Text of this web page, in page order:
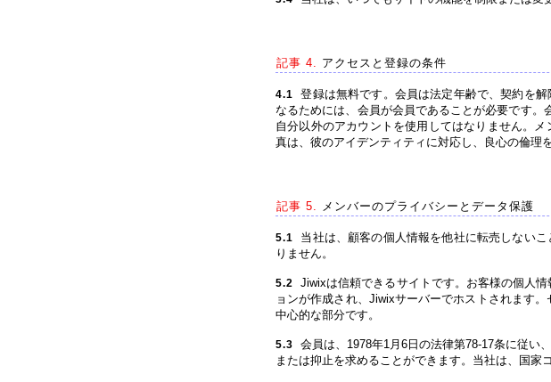
記事 4. アクセスと登録の条件
4.1
登録は無料です。会員は法定年齢で、契約を
なるためには、会員が会員であることが必要です
自分以外のアカウントを使用してはなりません。
真は、彼のアイデンティティに対応し、良心の倫理
記事 5. メンバーのプライバシーとデータ保護
5.1
当社は、顧客の個人情報を他社に転売しない
りません。
5.2
Jiwixは信頼できるサイトです。お客様の個人
ョンが作成され、Jiwixサーバーでホストされます
中心的な部分です。
5.3
会員は、1978年1月6日の法律第78-17条に従い
または抑止を求めることができます。当社は、国家